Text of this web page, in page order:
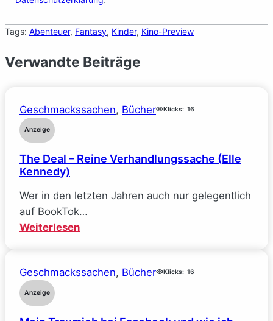
Tags: Abenteuer, Fantasy, Kinder, Kino-Preview
Verwandte Beiträge
Geschmackssachen, Bücher Klicks: 16
Anzeige
The Deal – Reine Verhandlungssache (Elle
Kennedy)
Wer in den letzten Jahren auch nur gelegentlich
auf BookTok…
Weiterlesen:
–
Geschmackssachen, Bücher Klicks: 16
Anzeige